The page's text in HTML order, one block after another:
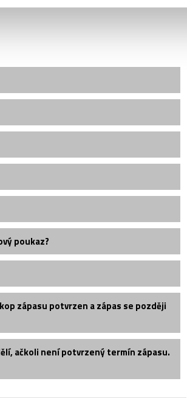
poukaz?
zápasu potvrzen a zápas se později
ačkoli není potvrzený termín zápasu.